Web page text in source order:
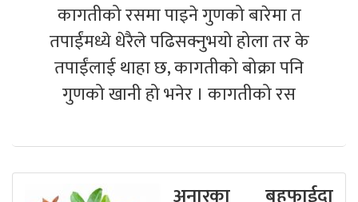
कागतीको रसमा पाइने गुणको बारेमा त
तपाईंमध्ये धेरैले पढिसक्नुभयो होला तर के
तपाईंलाई थाहा छ, कागतीको बोक्रा पनि
गुणको खानी हो भनेर । कागतीको रस